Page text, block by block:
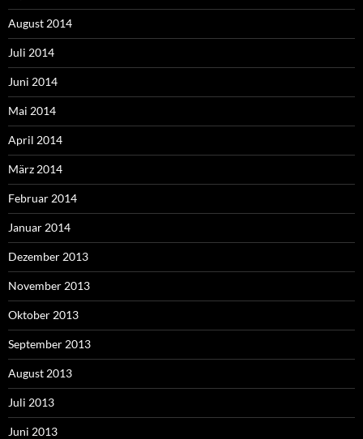
August 2014
Juli 2014
Juni 2014
Mai 2014
April 2014
März 2014
Februar 2014
Januar 2014
Dezember 2013
November 2013
Oktober 2013
September 2013
August 2013
Juli 2013
Juni 2013